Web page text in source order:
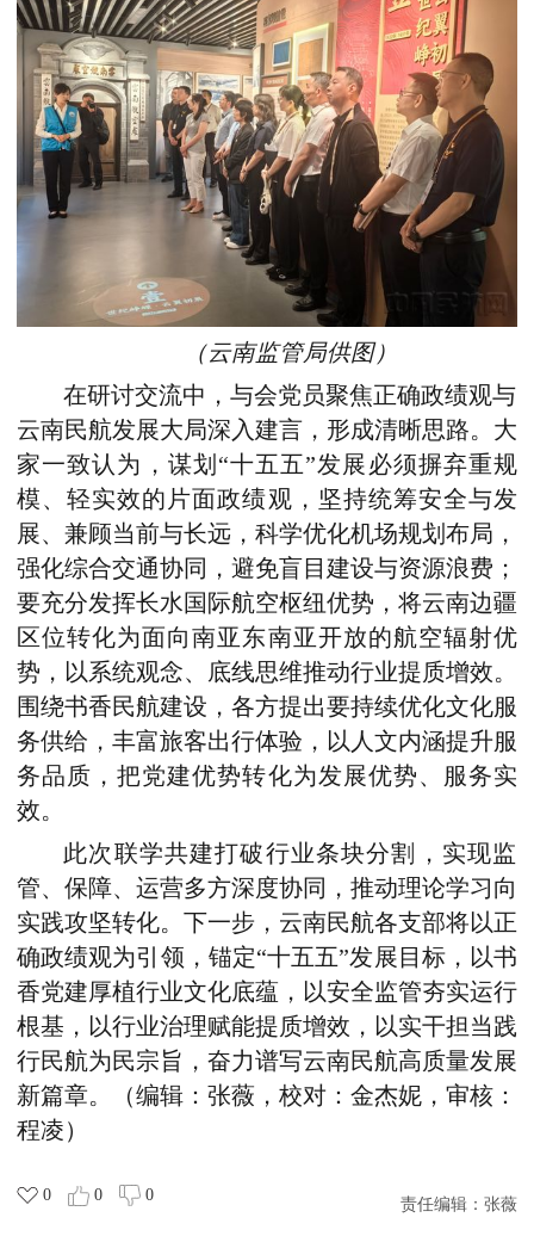
（云南监管局供图）
在研讨交流中，与会党员聚焦正确政绩观与
云南民航发展大局深入建言，形成清晰思路。大
家一致认为，谋划“十五五”发展必须摒弃重规
模、轻实效的片面政绩观，坚持统筹安全与发
展、兼顾当前与长远，科学优化机场规划布局，
强化综合交通协同，避免盲目建设与资源浪费；
要充分发挥长水国际航空枢纽优势，将云南边疆
区位转化为面向南亚东南亚开放的航空辐射优
势，以系统观念、底线思维推动行业提质增效。
围绕书香民航建设，各方提出要持续优化文化服
务供给，丰富旅客出行体验，以人文内涵提升服
务品质，把党建优势转化为发展优势、服务实
效。
此次联学共建打破行业条块分割，实现监
管、保障、运营多方深度协同，推动理论学习向
实践攻坚转化。下一步，云南民航各支部将以正
确政绩观为引领，锚定“十五五”发展目标，以书
香党建厚植行业文化底蕴，以安全监管夯实运行
根基，以行业治理赋能提质增效，以实干担当践
行民航为民宗旨，奋力谱写云南民航高质量发展
新篇章。（编辑：张薇，校对：金杰妮，审核：
程凌）
0 0 0
责任编辑： 张薇